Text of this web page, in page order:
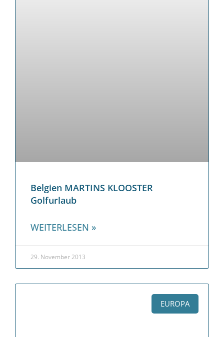
Belgien MARTINS KLOOSTER
Golfurlaub
WEITERLESEN »
29. November 2013
EUROPA